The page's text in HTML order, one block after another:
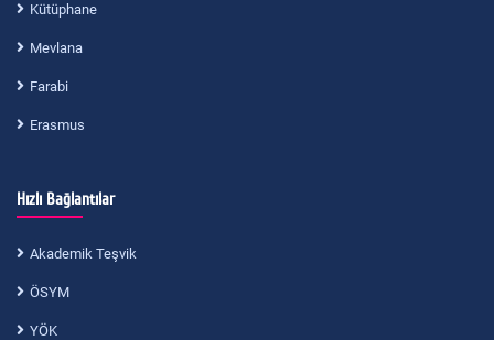
Kütüphane
Mevlana
Farabi
Erasmus
Hızlı Bağlantılar
Akademik Teşvik
ÖSYM
YÖK